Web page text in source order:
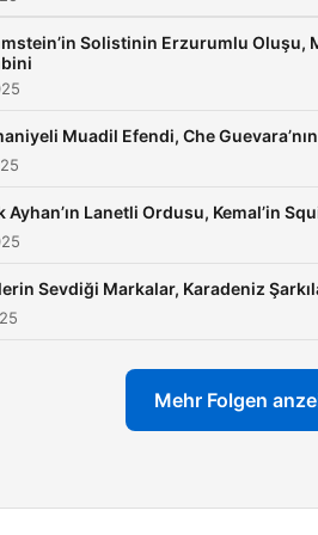
Solistinin Erzurumlu Oluşu,
Muadil Efendi, Che
Ayhan’ın Lanetli Ordusu, Kemal’in
Sevdiği Markalar, Karadeniz
Mehr Folgen